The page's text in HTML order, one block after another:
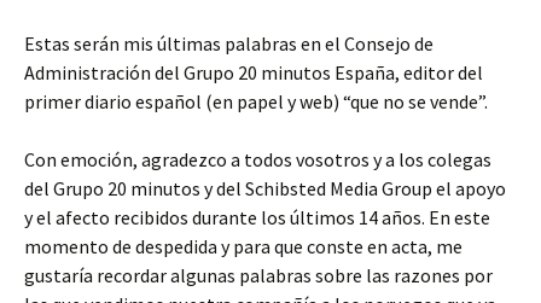
Estas serán mis últimas palabras en el Consejo de
Administración del Grupo 20 minutos España, editor del
primer diario español (en papel y web) “que no se vende”.
Con emoción, agradezco a todos vosotros y a los colegas
del Grupo 20 minutos y del Schibsted Media Group el apoyo
y el afecto recibidos durante los últimos 14 años. En este
momento de despedida y para que conste en acta, me
gustaría recordar algunas palabras sobre las razones por